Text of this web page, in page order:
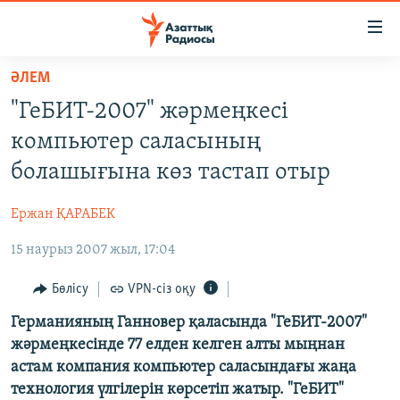
Skip
main
content
Skip
main
Navigation
Skip
Search
ЖАҢАЛЫҚТАР
AZATTYQTV
АДАМ ҚҰҚЫҚТАРЫ
ӘЛЕУМЕТ
ӘЛЕМ
АРНАЙЫ ЖОБАЛАР
Русский
ӘЛЕМ
"ГеБИТ-2007" жәрмеңкесі
компьютер саласының
болашығына көз тастап отыр
Ержан ҚАРАБЕК
15 наурыз 2007 жыл, 17:04
Бөлісу VPN-сіз оқу
Германияның Ганновер қаласында "ГеБИТ-2007"
жәрмеңкесінде 77 елден келген алты мыңнан
астам компания компьютер саласындағы жаңа
технология үлгілерін көрсетіп жатыр. "ГеБИТ"